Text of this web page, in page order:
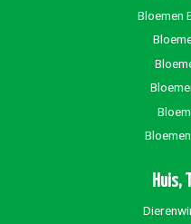
Bloemen
Huis,